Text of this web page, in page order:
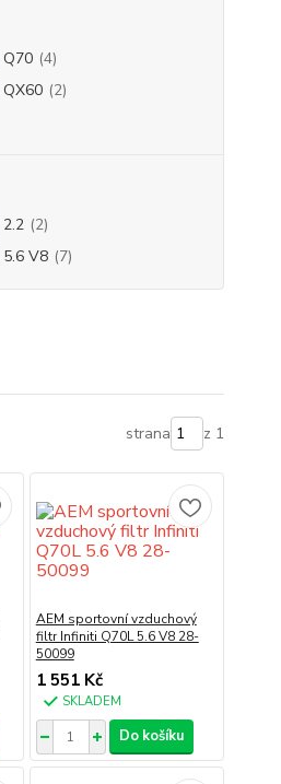
Q70 (4)
QX60 (2)
2.2 (2)
5.6 V8 (7)
strana z 1
AEM sportovní vzduchový
filtr Infiniti Q70L 5.6 V8 28-
50099
1 551 Kč
SKLADEM
Do košíku